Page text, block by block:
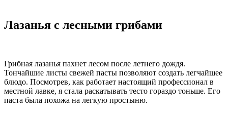
Лазанья с лесными грибами
Грибная лазанья пахнет лесом после летнего дождя.
Тончайшие листы свежей пасты позволяют создать легчайшее
блюдо. Посмотрев, как работает настоящий профессионал в
местной лавке, я стала раскатывать тесто гораздо тоньше. Его
паста была похожа на легкую простыню.